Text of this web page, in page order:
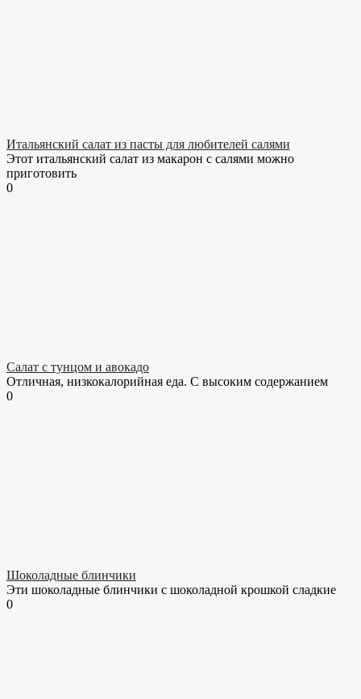
Итальянский салат из пасты для любителей салями
Этот итальянский салат из макарон с салями можно
приготовить
0
Салат с тунцом и авокадо
Отличная, низкокалорийная еда. С высоким содержанием
0
Шоколадные блинчики
Эти шоколадные блинчики с шоколадной крошкой сладкие
0